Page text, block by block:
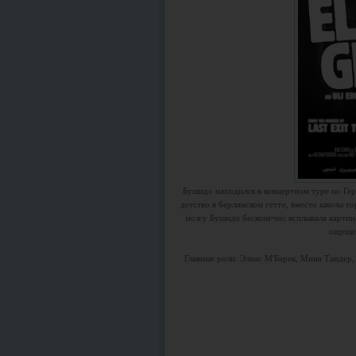
Бушидо находился в концертном туре по
детство в берлинском гетто, вместо школы
мозгу Бушидо бесконечно всплывала
Главные роли: Элиас М'Барек, Мина